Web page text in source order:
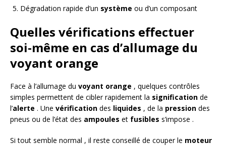
Dégradation rapide d’un système ou d’un composant
Quelles vérifications effectuer
soi-même en cas d’allumage du
voyant orange
Face à l’allumage du voyant orange , quelques contrôles
simples permettent de cibler rapidement la signification de
l’alerte . Une vérification des liquides , de la pression des
pneus ou de l’état des ampoules et fusibles s’impose .
Si tout semble normal , il reste conseillé de couper le moteur